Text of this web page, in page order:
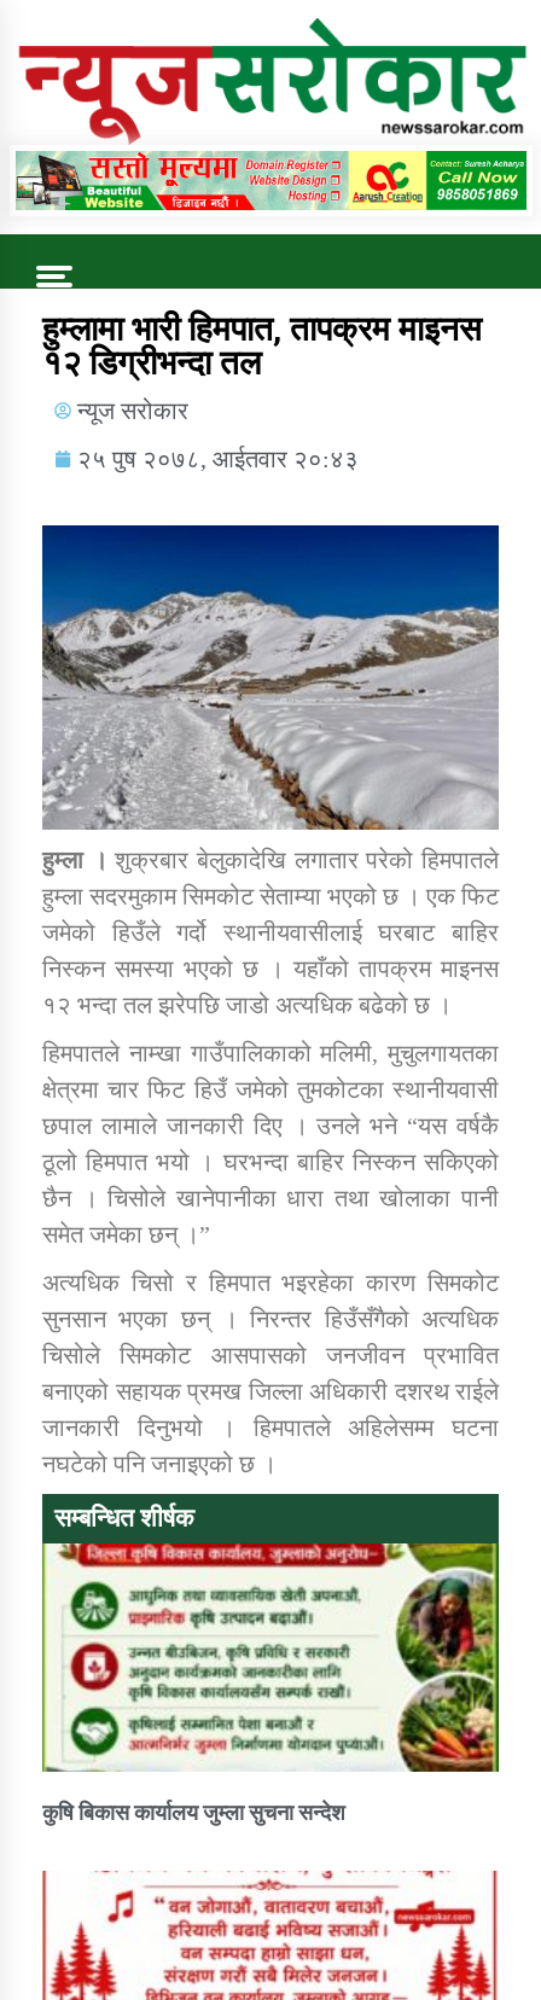
Online News Portal
Trending Now
कुषि बिकास कार्यालय जुम्ला सुचना सन्देश
डिभिजन कार्यालय जुम्लाको सुचना सन्देश
कर्णाली प्रविधि शिक्षालय जुम्लाको सुचना
सामाजिक बिकास कार्यालय जुम्लाकाे सुचना
कार्यक्रम कार्यान्वयन एकाई जुम्लाको सुचना
कर्णाली प्राविधि शिक्षालय जुम्लाको सुचना
तातोपानी गाउँपालिकाको न्यायिक समिति सम्बन्धी सन्देश
तातोपानी गाउँपालिका जुम्लाको महिला तथा लैङ्गिक हिंसा
सम्बन्धी सूचना सन्देश
तातोपानी गाउँपालिका जुम्लाको महिनावारी सम्बन्धिकाे
तातोपानी गाउँपालिका जुम्लाको सूचना
हुम्लामा भारी हिमपात, तापक्रम माइनस
१२ डिग्रीभन्दा तल
न्यूज सरोकार
२५ पुष २०७८, आईतवार २०:४३
हुम्ला । शुक्रबार बेलुकादेखि लगातार परेको हिमपातले
हुम्ला सदरमुकाम सिमकोट सेताम्या भएको छ । एक फिट
जमेको हिउँले गर्दो स्थानीयवासीलाई घरबाट बाहिर
निस्कन समस्या भएको छ । यहाँको तापक्रम माइनस
१२ भन्दा तल झरेपछि जाडो अत्यधिक बढेको छ ।
हिमपातले नाम्खा गाउँपालिकाको मलिमी, मुचुलगायतका
क्षेत्रमा चार फिट हिउँ जमेको तुमकोटका स्थानीयवासी
छपाल लामाले जानकारी दिए । उनले भने “यस वर्षकै
ठूलो हिमपात भयो । घरभन्दा बाहिर निस्कन सकिएको
छैन । चिसोले खानेपानीका धारा तथा खोलाका पानी
समेत जमेका छन् ।”
अत्यधिक चिसो र हिमपात भइरहेका कारण सिमकोट
सुनसान भएका छन् । निरन्तर हिउँसँगैको अत्यधिक
चिसोले सिमकोट आसपासको जनजीवन प्रभावित
बनाएको सहायक प्रमख जिल्ला अधिकारी दशरथ राईले
जानकारी दिनुभयो । हिमपातले अहिलेसम्म घटना
नघटेको पनि जनाइएको छ ।
सम्बन्धित शीर्षक
कुषि बिकास कार्यालय जुम्ला सुचना सन्देश